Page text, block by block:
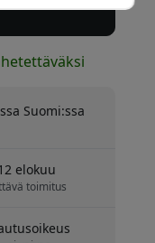
Suomi:ssa
elokuu
toimitus